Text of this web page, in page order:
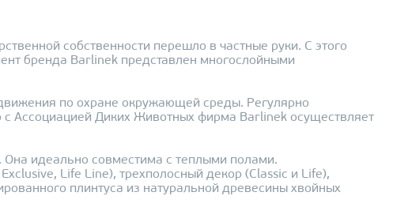
собственности перешло в частные руки. С этого
бренда Barlinek представлен многослойными
по охране окружающей среды. Регулярно
Ассоциацией Диких Животных фирма Barlinek осуществляет
Она идеально совместима с теплыми полами.
Life Line), трехполосный декор (Classic и Life),
плинтуса из натуральной древесины хвойных